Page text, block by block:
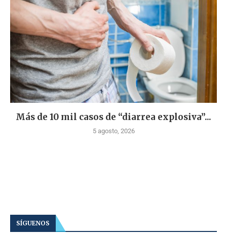
Más de 10 mil casos de “diarrea explosiva”...
5 agosto, 2026
SÍGUENOS